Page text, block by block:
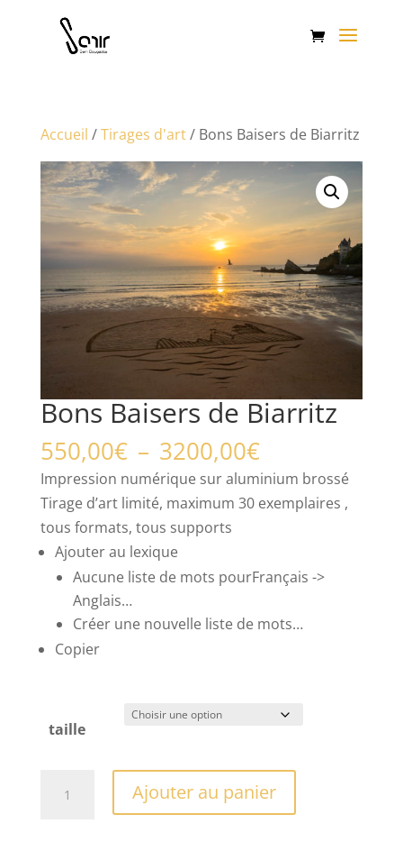
Accueil /Tirages d'art/ Bons Baisers de Biarritz
Bons Baisers de Biarritz
550,00€ – 3200,00€Plage
de
prix :
550,00€
3200,00€
Impression numérique sur aluminium brossé
Tirage d’art limité, maximum 30 exemplaires ,
tous formats, tous supports
Ajouter au lexique
Aucune liste de mots pourFrançais ->
Anglais…
Créer une nouvelle liste de mots…
Copier
taille
Ajouter au panier